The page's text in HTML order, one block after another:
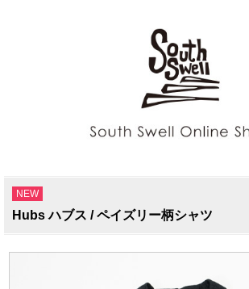
NEW
Hubs ハブス / ペイズリー柄シャツ